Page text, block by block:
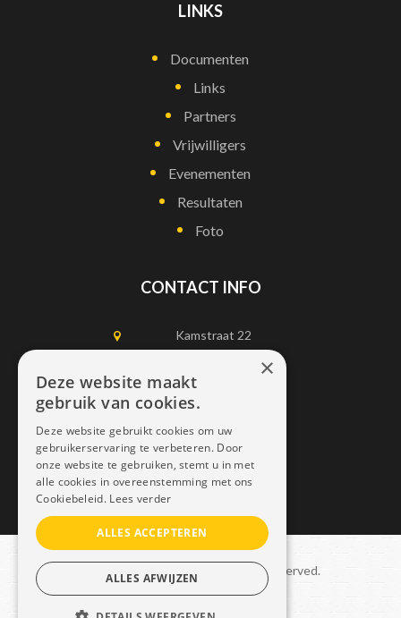
LINKS
Documenten
Links
Partners
Vrijwilligers
Evenementen
Resultaten
Foto
CONTACT INFO
Kamstraat 22
1750 Lennik
0497452898
info@dais.be
Copyright © 2021 Dais. All rights reserved.
Sitemap–GDPR
×
Deze website maakt
gebruik van cookies.
Deze website gebruikt cookies om uw
gebruikerservaring te verbeteren. Door
onze website te gebruiken, stemt u in met
alle cookies in overeenstemming met ons
Cookiebeleid. Lees verder
ALLES ACCEPTEREN
ALLES AFWIJZEN